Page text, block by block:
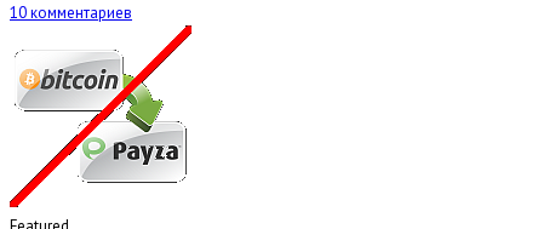
10 комментариев